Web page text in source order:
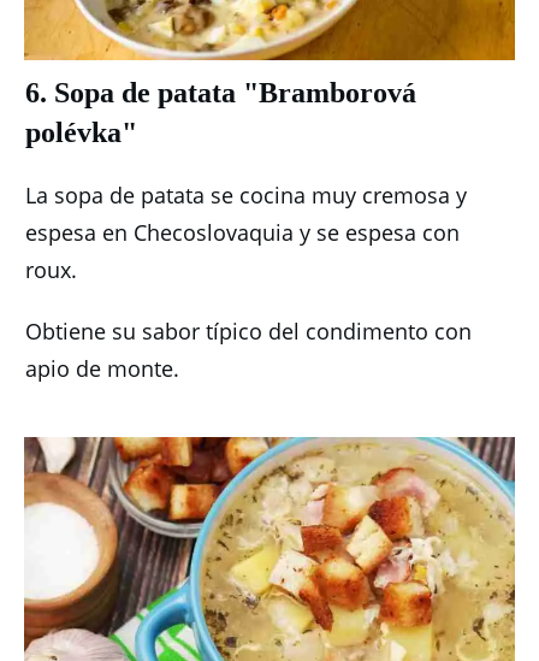
6. Sopa de patata "Bramborová
polévka"
La sopa de patata se cocina muy cremosa y
espesa en Checoslovaquia y se espesa con
roux.
Obtiene su sabor típico del condimento con
apio de monte.